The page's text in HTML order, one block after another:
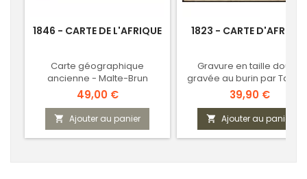
1846 - CARTE DE L'AFRIQUE
Carte géographique
ancienne - Malte-Brun
Prix
49,00 €
 Ajouter au panier
1823 - CARTE D'AFRIQUE
Gravure en taille douce
gravée au burin par
Prix
39,90 €
 Ajouter au panier